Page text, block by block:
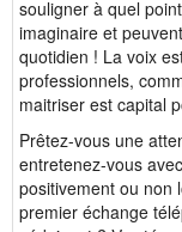
souligner à quel
imaginaire et
quotidien ! La voix
professionnels,
maitriser est capital
Prêtez-vous une
entretenez-vous
positivement ou non
premier échange